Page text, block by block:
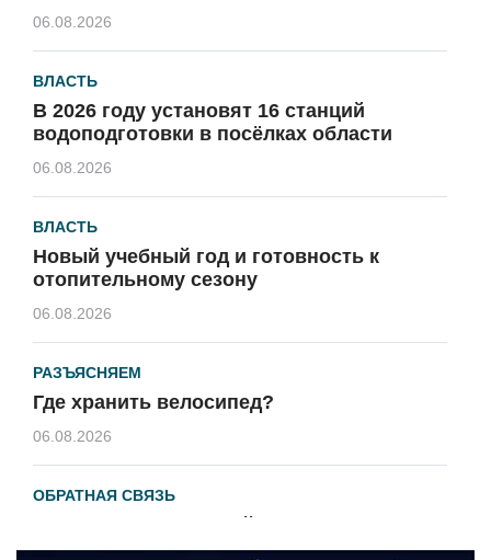
06.08.2026
ВЛАСТЬ
В 2026 году установят 16 станций
водоподготовки в посёлках области
06.08.2026
ВЛАСТЬ
Новый учебный год и готовность к
отопительному сезону
06.08.2026
РАЗЪЯСНЯЕМ
Где хранить велосипед?
06.08.2026
ОБРАТНАЯ СВЯЗЬ
Администрация онлайн